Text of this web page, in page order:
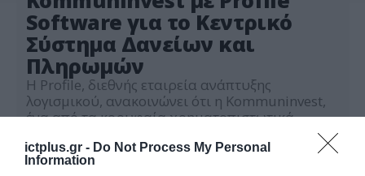
ictplus.gr - Do Not Process My Personal
Information
Software για το Κεντρικό
Σύστημα Δανείων και
Πληρωμών
Η Profile, διεθνής εταιρεία ανάπτυξης
λογισμικού, ανακοινώνει ότι η Kommuninvest,
ένα από τα κορυφαία χρηματοπιστωτικά
πρωτοποριακή τραπεζική λύση Finuevo Core με
στόχο τον εκσυγχρονισμό και την αναβάθμιση